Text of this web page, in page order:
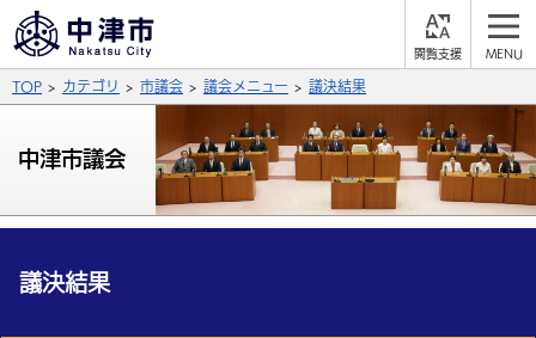
背景色
文字の大きさ
標準 縮小
サイト内検索
TOP カテゴリ 市議会 議会メニュー 議決結果
中津市議会
議決結果